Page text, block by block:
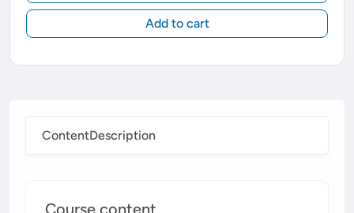
ContentDescription
Course content
Add to cart